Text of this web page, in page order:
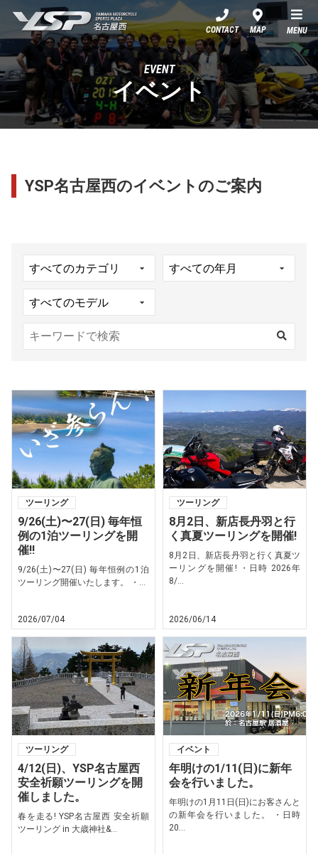
YSP名古屋西
CONTACT MAP MENU
EVENT
イベント
YSP名古屋西のイベントのご案内
ツーリング
9/26(土)〜27(日) 毎年恒
例の1泊ツーリングを開
催!!
9/26(土)〜27(日) 毎年恒例の1泊
ツーリング開催いたします。 ・...
2026/07/04
ツーリング
8月2日、新店長丹羽と行
く真夏ツーリングを開催!
8月2日、新店長丹羽と行く真夏ツ
ーリングを開催! ・日時 2026年
8/...
2026/06/14
ツーリング
4/12(日)、YSP名古屋西
安全祈願ツーリングを開
催しました。
春を走る! YSP名古屋西 安全祈願
ツーリング in 大歳神社&...
イベント
年明けの1/11(日)に新年
会を行いました。
年明けの1月11日(日)にお客さんと
の新年会を行いました。 ・日時
20...